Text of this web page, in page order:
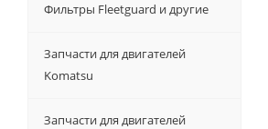
Фильтры Fleetguard и другие
Запчасти для двигателей
Komatsu
Запчасти для двигателей